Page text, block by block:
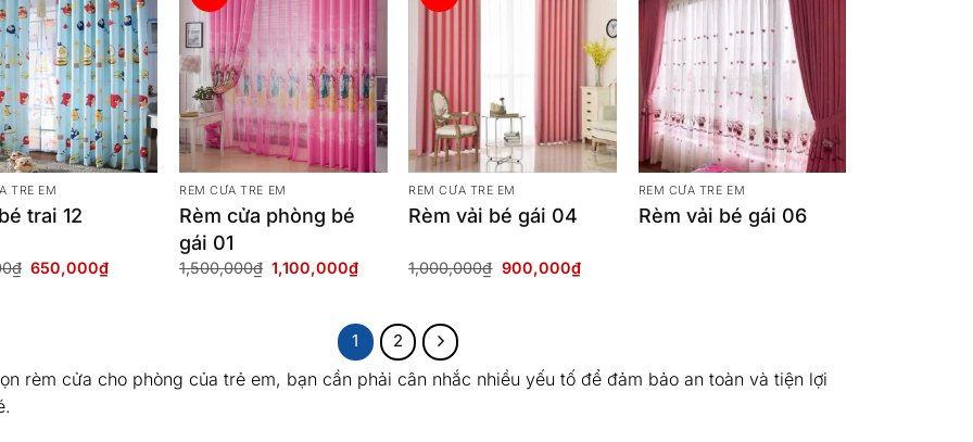
TRẺ EM
trai 12
₫ Giá
650,000₫Giá
RÈM CỬA TRẺ EM
Rèm cửa phòng bé
gái 01
1,500,000₫ Giá
gốc
1,100,000₫Giá
1,100,000₫.
RÈM CỬA TRẺ EM
Rèm vải bé gái 04
1,000,000₫ Giá
900,000₫Giá
hiện
RÈM CỬA TRẺ EM
Rèm vải bé gái 06
1 2
rèm cửa cho phòng của trẻ em, bạn cần phải cân nhắc nhiều yếu tố để đảm bảo an toàn và tiện lợi